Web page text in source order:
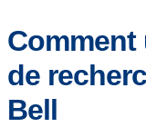
de
Bell